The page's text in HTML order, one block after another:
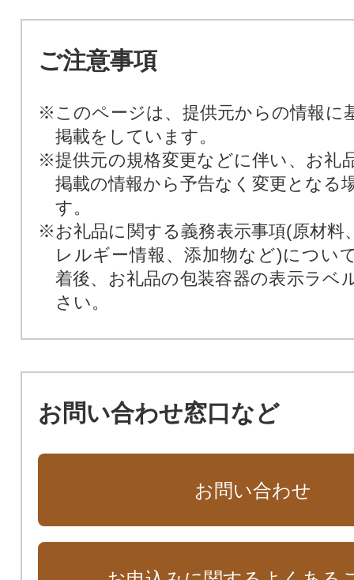
ご注意事項
※このページは、提供元からの情報に
掲載をしています。
※提供元の規格変更などに伴い、お礼
掲載の情報から予告なく変更となる
す。
※お礼品に関する義務表示事項(原材料
レルギー情報、添加物など)につい
着後、お礼品の包装容器の表示ラベ
さい。
お問い合わせ窓口など
お問い合わせ